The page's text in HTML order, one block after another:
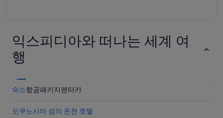
익스피디아와 떠나는 세계 여
행
숙소항공패키지렌터카
오쿠노시마 섬의 온천 호텔